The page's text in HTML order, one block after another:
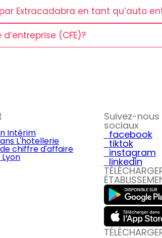
Extracadabra en tant qu’auto
(CFE)?
Intérim
L'hotellerie
chiffre d'affaire
Suivez-
sociaux
facebook
tiktok
instagram
linkedin